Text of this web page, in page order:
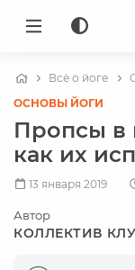
Всё о йоге
ОСНОВЫ ЙОГИ
Пропсы в
как их
13 января 2019
Автор
КОЛЛЕКТИВ